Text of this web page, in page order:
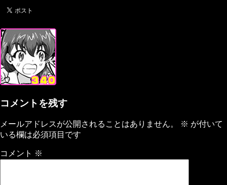
コメントを残す
メールアドレスが公開されることはありません。 ※ が付いて
いる欄は必須項目です
コメント ※